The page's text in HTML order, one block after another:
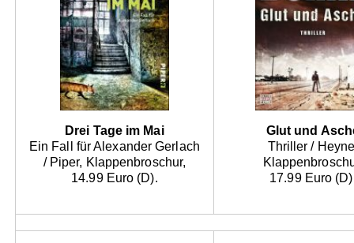
Drei Tage im Mai
Ein Fall für Alexander Gerlach
/ Piper, Klappenbroschur,
14.99 Euro (D).
Glut und
Thriller /
17.99 Euro